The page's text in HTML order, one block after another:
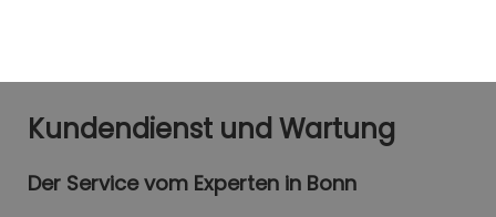
Kundendienst und Wartung
Der Service vom Experten in Bonn